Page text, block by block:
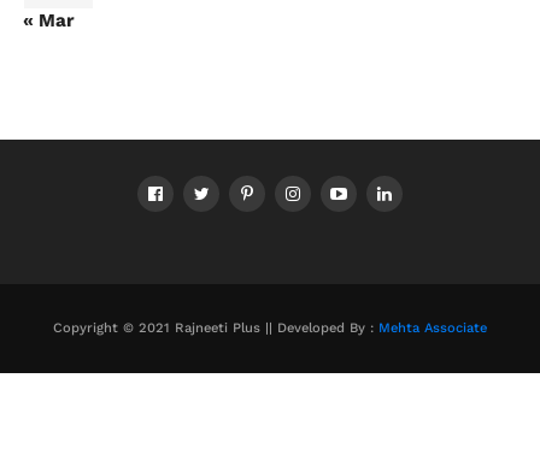
« Mar
Copyright © 2021 Rajneeti Plus || Developed By : Mehta Associate